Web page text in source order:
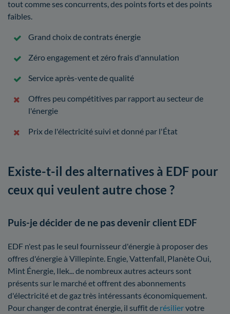
tout comme ses concurrents, des points forts et des points
faibles.
Grand choix de contrats énergie
Zéro engagement et zéro frais d'annulation
Service après-vente de qualité
Offres peu compétitives par rapport au secteur de
l'énergie
Prix de l'électricité suivi et donné par l'État
Existe-t-il des alternatives à EDF pour
ceux qui veulent autre chose ?
Puis-je décider de ne pas devenir client EDF
EDF n'est pas le seul fournisseur d'énergie à proposer des
offres d'énergie à Villepinte. Engie, Vattenfall, Planète Oui,
Mint Énergie, Ilek... de nombreux autres acteurs sont
présents sur le marché et offrent des abonnements
d'électricité et de gaz très intéressants économiquement.
Pour changer de contrat énergie, il suffit de résiliervotre